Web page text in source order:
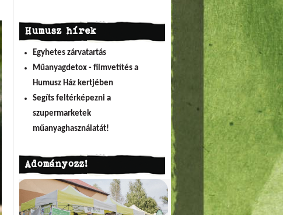
Humusz hírek
Egyhetes zárvatartás
Műanyagdetox - filmvetítés a
Humusz Ház kertjében
Segíts feltérképezni a
szupermarketek
műanyaghasználatát!
Adományozz!